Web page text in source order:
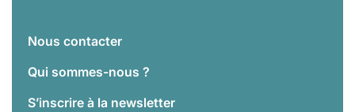
Nous contacter
Qui sommes-nous ?
S’inscrire à la newsletter